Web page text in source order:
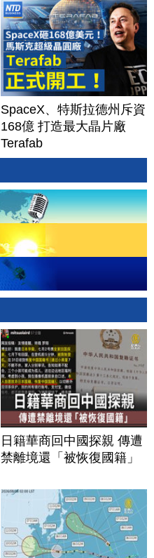
SpaceX、特斯拉德州斥資
168億 打造最大晶片廠
Terafab
日籍華商回中國探親 傳遭
禁離境還「被恢復國籍」